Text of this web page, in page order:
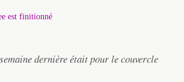
dernière était pour le couvercle